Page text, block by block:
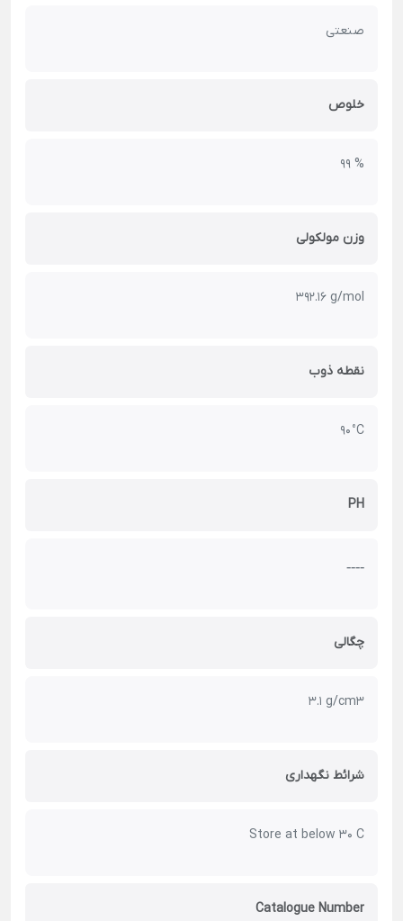
صنعتی
خلوص
99 %
وزن مولکولی
392.16 g/mol
نقطه ذوب
90 °C
PH
----
چگالی
3.1 g/cm3
شرائط نگهداری
Store at below 30 C
Catalogue Number